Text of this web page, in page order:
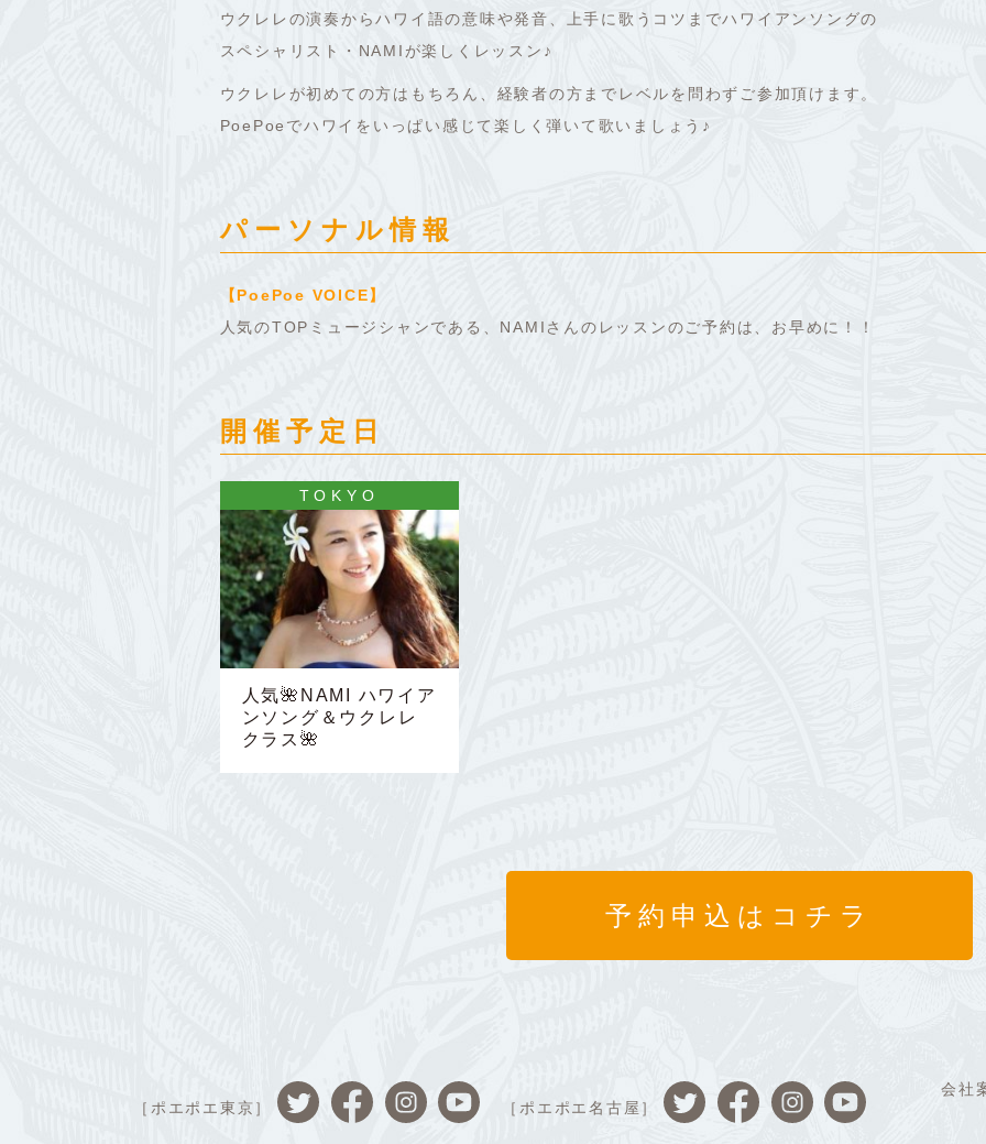
ウクレレの演奏からハワイ語の意味や発音、上手に歌うコツまでハワイアンソングの
スペシャリスト・NAMIが楽しくレッスン♪
ウクレレが初めての方はもちろん、経験者の方までレベルを問わずご参加頂けます。
PoePoeでハワイをいっぱい感じて楽しく弾いて歌いましょう♪
パーソナル情報
【PoePoe VOICE】
人気のTOPミュージシャンである、NAMIさんのレッスンのご予約は、お早めに！！
開催予定日
TOKYO
人気🌺NAMI ハワイア
ンソング＆ウクレレ
クラス🌺
予約申込はコチラ
［ポエポエ東京］ ［ポエポエ名古屋］
会社